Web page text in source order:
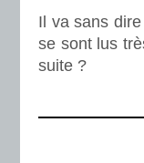
Il va sans
se sont lus
suite ?